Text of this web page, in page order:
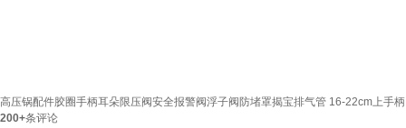
高压锅配件胶圈手柄耳朵限压阀安全报警阀浮子阀防堵罩揭宝排气管 16-22cm上手柄
200+条评论